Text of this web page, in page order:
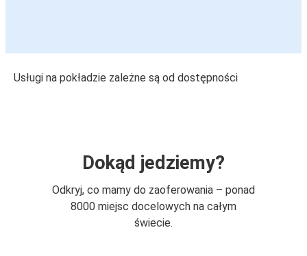
Usługi na pokładzie zależne są od dostępności
Dokąd jedziemy?
Odkryj, co mamy do zaoferowania – ponad
8000 miejsc docelowych na całym
świecie.